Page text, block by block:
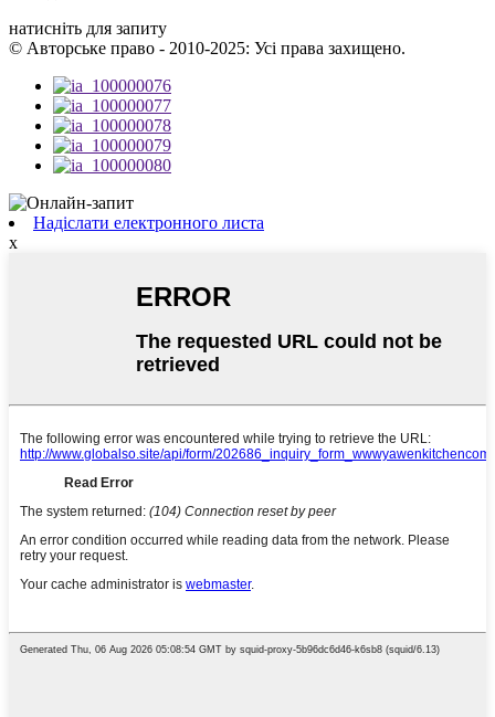
натисніть для запиту
© Авторське право - 2010-2025: Усі права захищено.
Надіслати електронного листа
x